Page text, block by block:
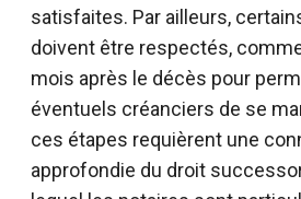
satisfaites. Par ailleurs,
doivent être respectés,
mois après le décès pour
éventuels créanciers de se
ces étapes requièrent une
approfondie du droit